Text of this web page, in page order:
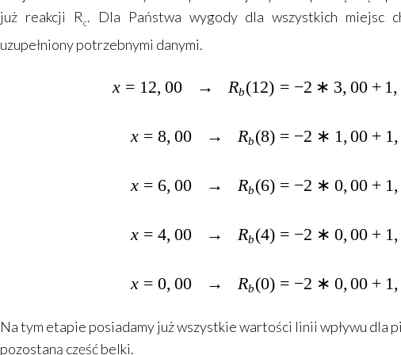
już reakcji Rc. Dla Państwa wygody dla wszystkich miejsc
uzupełniony potrzebnymi danymi.
x
x = 12, 00 → Rb(12) = −2 ∗ 3, 00 + 1,
x
x = 8, 00 → Rb(8) = −2 ∗ 1, 00 + 1,
x
x = 6, 00 → Rb(6) = −2 ∗ 0, 00 + 1,
x
x = 4, 00 → Rb(4) = −2 ∗ 0, 00 + 1,
x
x = 0, 00 → Rb(0) = −2 ∗ 0, 00 + 1,
Na tym etapie posiadamy już wszystkie wartości linii wpływu dla
pozostaną część belki.